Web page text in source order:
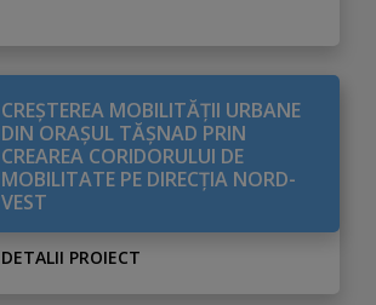
CREŞTEREA MOBILITĂŢII URBANE
DIN ORAŞUL TĂŞNAD PRIN
CREAREA CORIDORULUI DE
MOBILITATE PE DIRECŢIA NORD-
VEST
DETALII PROIECT